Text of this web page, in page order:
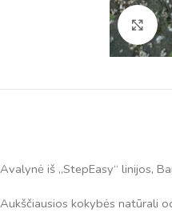
Avalynė iš „StepEasy“ linijos,
Aukščiausios kokybės natūrali